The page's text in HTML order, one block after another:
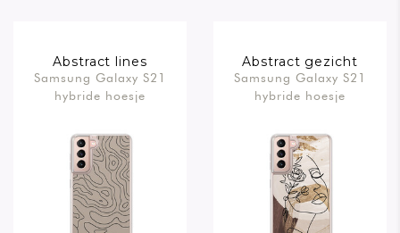
Abstract lines
Samsung Galaxy S21
hybride hoesje
Abstract gezicht
bruin
Samsung Galaxy S21
hybride hoesje